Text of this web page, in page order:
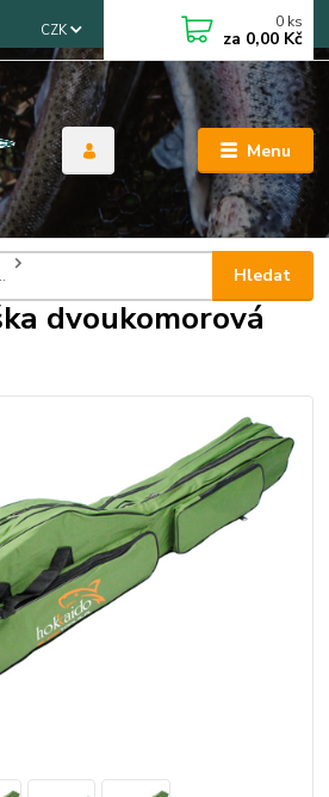
Menu
CZK
Hledat
0 ks
za 0,00 Kč
Rybářská taška dvoukomorová Shark
dvoukomorová